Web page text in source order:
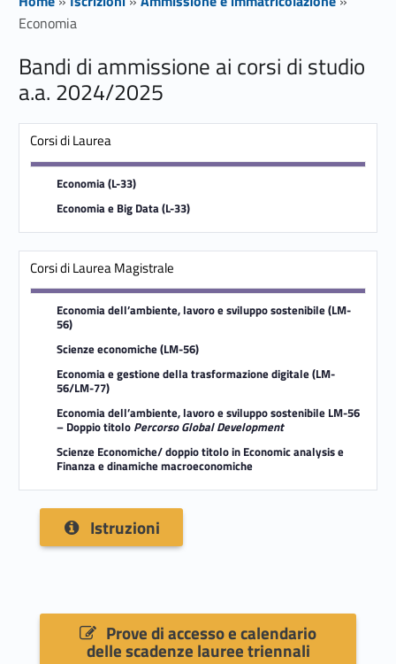
Economia
m
Bandi di ammissione ai corsi di studio
a.a. 2024/2025
Corsi di Laurea
Economia (L-33)
Economia e Big Data (L-33)
Corsi di Laurea Magistrale
Economia dell’ambiente, lavoro e sviluppo sostenibile (LM-
56)
Scienze economiche (LM-56)
Economia e gestione della trasformazione digitale (LM-
56/LM-77)
Economia dell’ambiente, lavoro e sviluppo sostenibile LM-56
– Doppio titolo Percorso Global Development
Scienze Economiche/ doppio titolo in Economic analysis e
Finanza e dinamiche macroeconomiche
Istruzioni
Prove di accesso e calendario
delle scadenze lauree triennali